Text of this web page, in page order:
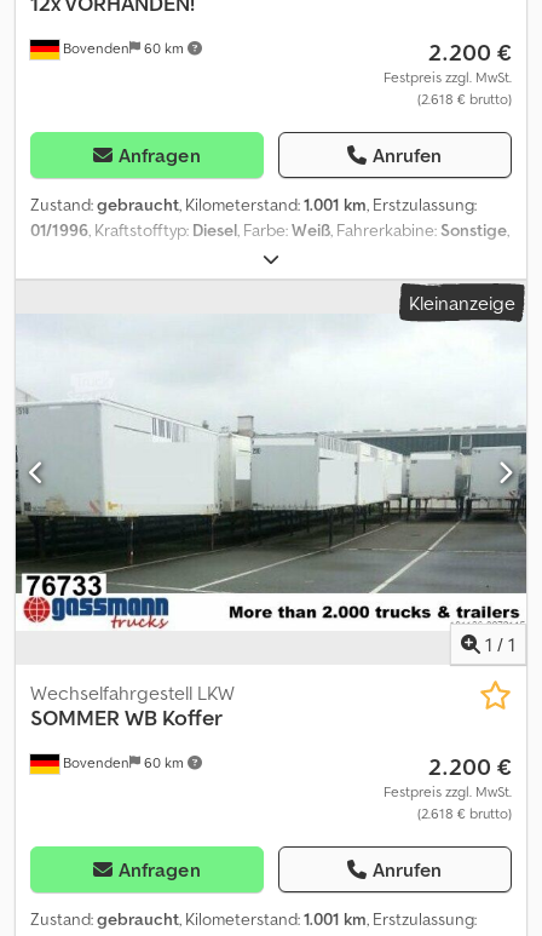
Bovenden 60 km 2.200 €
Festpreis zzgl. MwSt.
(2.618 € brutto)
Anfragen Anrufen
Zustand:gebraucht, Kilometerstand:1.001 km, Erstzulassung:
01/1996, Kraftstofftyp: Diesel, Farbe:Weiß, Fahrerkabine:Sonstige,
, Laderaumlänge:
Laderaumbreite:2.430 mm, Laderaumhöhe:2.680 mm, Baujahr:
, Fahrzeugstandort: Bovenden, Portaltüren Aufbau:Kleinanzeige
1 / 1
Bovenden 60 km
Wechselfahrgestell LKW
SOMMER WB Koffer
2.200 €
Festpreis zzgl. MwSt.
(2.618 € brutto)
Anfragen Anrufen
Zustand:gebraucht, Kilometerstand:1.001 km, Erstzulassung: